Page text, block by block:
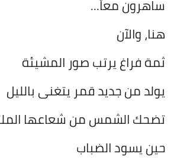
ساهرون معاً...
هنا، والآن
ثمة فراغ يرتب صور المشيئة
يولد من جديد قمر يتغنى بالليل
تضحك الشمس من شعاعها
حين يسود الضباب